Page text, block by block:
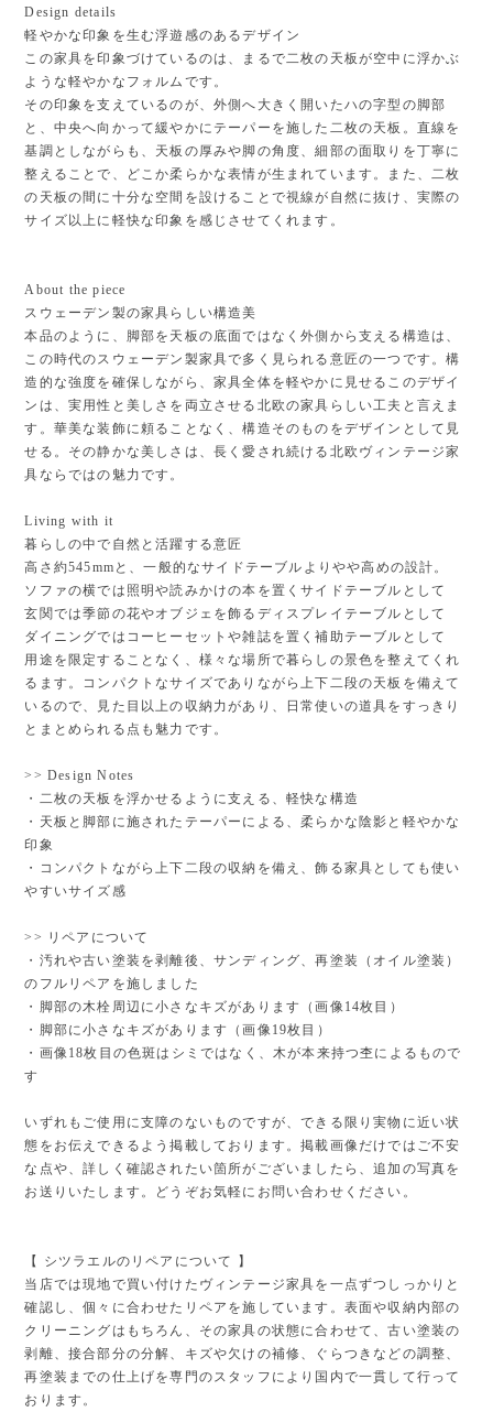
Design details
軽やかな印象を生む浮遊感のあるデザイン
この家具を印象づけているのは、まるで二枚の天板が空中に浮かぶ
ような軽やかなフォルムです。
その印象を支えているのが、外側へ大きく開いたハの字型の脚部
と、中央へ向かって緩やかにテーパーを施した二枚の天板。直線を
基調としながらも、天板の厚みや脚の角度、細部の面取りを丁寧に
整えることで、どこか柔らかな表情が生まれています。また、二枚
の天板の間に十分な空間を設けることで視線が自然に抜け、実際の
サイズ以上に軽快な印象を感じさせてくれます。
About the piece
スウェーデン製の家具らしい構造美
本品のように、脚部を天板の底面ではなく外側から支える構造は、
この時代のスウェーデン製家具で多く見られる意匠の一つです。構
造的な強度を確保しながら、家具全体を軽やかに見せるこのデザイ
ンは、実用性と美しさを両立させる北欧の家具らしい工夫と言えま
す。華美な装飾に頼ることなく、構造そのものをデザインとして見
せる。その静かな美しさは、長く愛され続ける北欧ヴィンテージ家
具ならではの魅力です。
Living with it
暮らしの中で自然と活躍する意匠
高さ約545mmと、一般的なサイドテーブルよりやや高めの設計。
ソファの横では照明や読みかけの本を置くサイドテーブルとして
玄関では季節の花やオブジェを飾るディスプレイテーブルとして
ダイニングではコーヒーセットや雑誌を置く補助テーブルとして
用途を限定することなく、様々な場所で暮らしの景色を整えてくれ
るます。コンパクトなサイズでありながら上下二段の天板を備えて
いるので、見た目以上の収納力があり、日常使いの道具をすっきり
とまとめられる点も魅力です。
>> Design Notes
・二枚の天板を浮かせるように支える、軽快な構造
・天板と脚部に施されたテーパーによる、柔らかな陰影と軽やかな
印象
・コンパクトながら上下二段の収納を備え、飾る家具としても使い
やすいサイズ感
>> リペアについて
・汚れや古い塗装を剥離後、サンディング、再塗装（オイル塗装）
のフルリペアを施しました
・脚部の木栓周辺に小さなキズがあります（画像14枚目）
・脚部に小さなキズがあります（画像19枚目）
・画像18枚目の色斑はシミではなく、木が本来持つ杢によるもので
す
いずれもご使用に支障のないものですが、できる限り実物に近い状
態をお伝えできるよう掲載しております。掲載画像だけではご不安
な点や、詳しく確認されたい箇所がございましたら、追加の写真を
お送りいたします。どうぞお気軽にお問い合わせください。
【 シツラエルのリペアについて 】
当店では現地で買い付けたヴィンテージ家具を一点ずつしっかりと
確認し、個々に合わせたリペアを施しています。表面や収納内部の
クリーニングはもちろん、その家具の状態に合わせて、古い塗装の
剥離、接合部分の分解、キズや欠けの補修、ぐらつきなどの調整、
再塗装までの仕上げを専門のスタッフにより国内で一貫して行って
おります。